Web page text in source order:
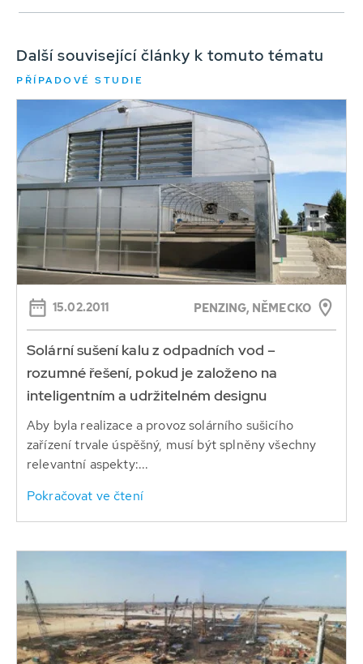
Další související články k tomuto tématu
PŘÍPADOVÉ STUDIE
15.02.2011 PENZING, NĚMECKO
Solární sušení kalu z odpadních vod –
rozumné řešení, pokud je založeno na
inteligentním a udržitelném designu
Aby byla realizace a provoz solárního sušicího
zařízení trvale úspěšný, musí být splněny všechny
relevantní aspekty:...
Pokračovat ve čtení